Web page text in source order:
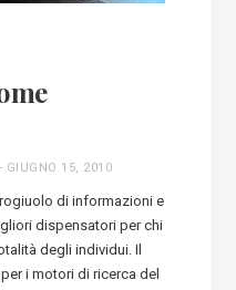
- GIUGNO 15, 2010
di informazioni e
dispensatori per chi
degli individui. Il
i motori di ricerca del